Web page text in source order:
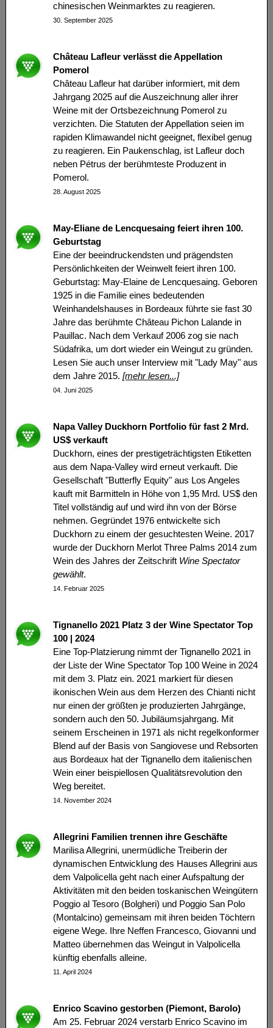
chinesischen Weinmarktes zu reagieren.
30. September 2025
Château Lafleur verlässt die Appellation
Pomerol
Château Lafleur hat darüber informiert, mit dem
Jahrgang 2025 auf die Auszeichnung aller ihrer
Weine mit der Ortsbezeichnung Pomerol zu
verzichten. Die Statuten der Appellation seien im
rapiden Klimawandel nicht geeignet, flexibel genug
zu reagieren. Ein Paukenschlag, ist Lafleur doch
neben Pétrus der berühmteste Produzent in
Pomerol.
28. August 2025
May-Eliane de Lencquesaing feiert ihren 100.
Geburtstag
Eine der beeindruckendsten und prägendsten
Persönlichkeiten der Weinwelt feiert ihren 100.
Geburtstag: May-Elaine de Lencquesaing. Geboren
1925 in die Familie eines bedeutenden
Weinhandelshauses in Bordeaux führte sie fast 30
Jahre das berühmte Château Pichon Lalande in
Pauillac. Nach dem Verkauf 2006 zog sie nach
Südafrika, um dort wieder ein Weingut zu gründen.
Lesen Sie auch unser Interview mit "Lady May" aus
dem Jahre 2015.[mehr lesen...]
04. Juni 2025
Napa Valley Duckhorn Portfolio für fast 2 Mrd.
US$ verkauft
Duckhorn, eines der prestigeträchtigsten Etiketten
aus dem Napa-Valley wird erneut verkauft. Die
Gesellschaft "Butterfly Equity" aus Los Angeles
kauft mit Barmitteln in Höhe von 1,95 Mrd. US$ den
Titel vollständig auf und wird ihn von der Börse
nehmen. Gegründet 1976 entwickelte sich
Duckhorn zu einem der gesuchtesten Weine. 2017
wurde der Duckhorn Merlot Three Palms 2014 zum
Wein des Jahres der Zeitschrift Wine Spectator
gewählt.
14. Februar 2025
Tignanello 2021 Platz 3 der Wine Spectator Top
100 | 2024
Eine Top-Platzierung nimmt der Tignanello 2021 in
der Liste der Wine Spectator Top 100 Weine in 2024
mit dem 3. Platz ein. 2021 markiert für diesen
ikonischen Wein aus dem Herzen des Chianti nicht
nur einen der größten je produzierten Jahrgänge,
sondern auch den 50. Jubiläumsjahrgang. Mit
seinem Erscheinen in 1971 als nicht regelkonformer
Blend auf der Basis von Sangiovese und Rebsorten
aus Bordeaux hat der Tignanello dem italienischen
Wein einer beispiellosen Qualitätsrevolution den
Weg bereitet.
14. November 2024
Allegrini Familien trennen ihre Geschäfte
Marilisa Allegrini, unermüdliche Treiberin der
dynamischen Entwicklung des Hauses Allegrini aus
dem Valpolicella geht nach einer Aufspaltung der
Aktivitäten mit den beiden toskanischen Weingütern
Poggio al Tesoro (Bolgheri) und Poggio San Polo
(Montalcino) gemeinsam mit ihren beiden Töchtern
eigene Wege. Ihre Neffen Francesco, Giovanni und
Matteo übernehmen das Weingut in Valpolicella
künftig ebenfalls alleine.
11. April 2024
Enrico Scavino gestorben (Piemont, Barolo)
Am 25. Februar 2024 verstarb Enrico Scavino im